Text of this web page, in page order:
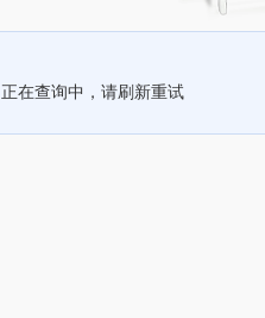
正在查询中，请刷新重试